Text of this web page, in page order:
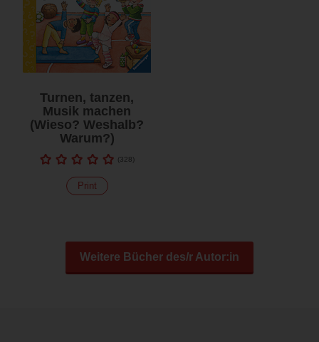
Turnen, tanzen,
Musik machen
(Wieso? Weshalb?
Warum?)
(328 )
Print
Weitere Bücher des/r Autor:in